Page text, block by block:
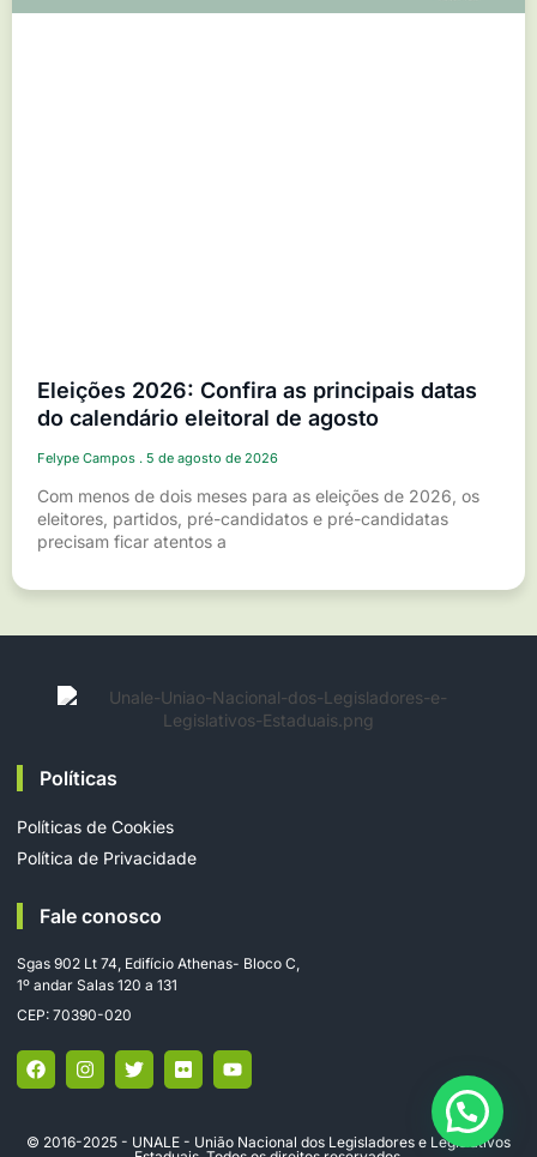
Eleições 2026: Confira as principais datas
do calendário eleitoral de agosto
Felype Campos 5 de agosto de 2026
Com menos de dois meses para as eleições de 2026, os
eleitores, partidos, pré-candidatos e pré-candidatas
precisam ficar atentos a
Políticas
Políticas de Cookies
Política de Privacidade
Fale conosco
Sgas 902 Lt 74, Edifício Athenas- Bloco C,
1º andar Salas 120 a 131
CEP: 70390-020
© 2016-2025 - UNALE - União Nacional dos Legisladores e Legislativos